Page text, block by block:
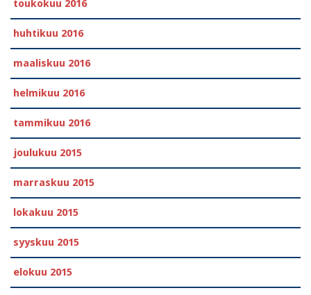
toukokuu 2016
huhtikuu 2016
maaliskuu 2016
helmikuu 2016
tammikuu 2016
joulukuu 2015
marraskuu 2015
lokakuu 2015
syyskuu 2015
elokuu 2015